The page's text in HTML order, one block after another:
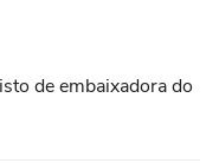
de embaixadora do